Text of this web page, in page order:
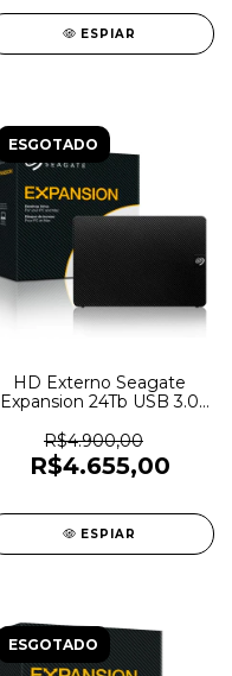
ESPIAR
ESGOTADO
HD Externo Seagate
Expansion 24Tb USB 3.0
STKP24000400 - 6663
R$4.900,00
R$4.655,00
ESPIAR
ESGOTADO